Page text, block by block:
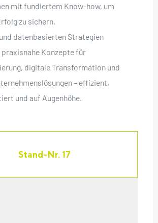
mit fundiertem Know-how, um
zu sichern.
datenbasierten Strategien
Konzepte für
digitale Transformation und
– effizient,
und auf Augenhöhe.
Stand-Nr. 17